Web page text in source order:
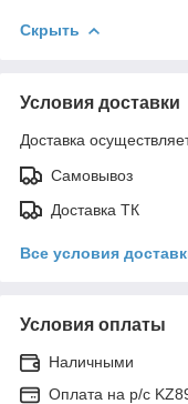
Скрыть
Условия доставки
Доставка
Самовывоз
Доставка ТК
Все условия
Условия оплаты
Наличными
Оплата на р/с